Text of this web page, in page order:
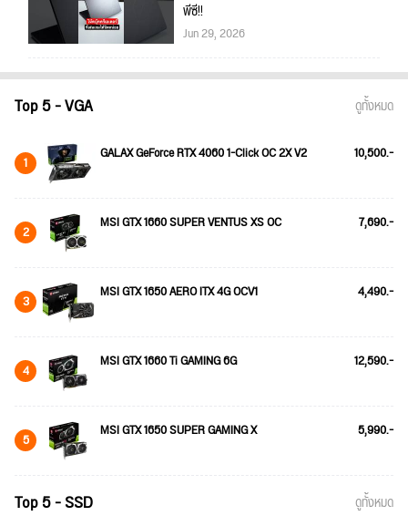
พีซี!!
Jun 29, 2026
Top 5 - VGA ดูทั้งหมด
1 GALAX GeForce RTX 4060 1-Click OC 2X V2 10,500.-
2 MSI GTX 1660 SUPER VENTUS XS OC 7,690.-
3 MSI GTX 1650 AERO ITX 4G OCV1 4,490.-
4 MSI GTX 1660 Ti GAMING 6G 12,590.-
5 MSI GTX 1650 SUPER GAMING X 5,990.-
Top 5 - SSD ดูทั้งหมด